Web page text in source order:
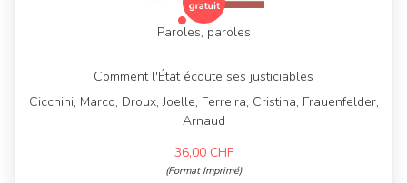
Paroles, paroles
Comment l'État écoute ses justiciables
Cicchini, Marco, Droux, Joelle, Ferreira, Cristina, Frauenfelder,
Arnaud
36,00 CHF
(Format Imprimé)